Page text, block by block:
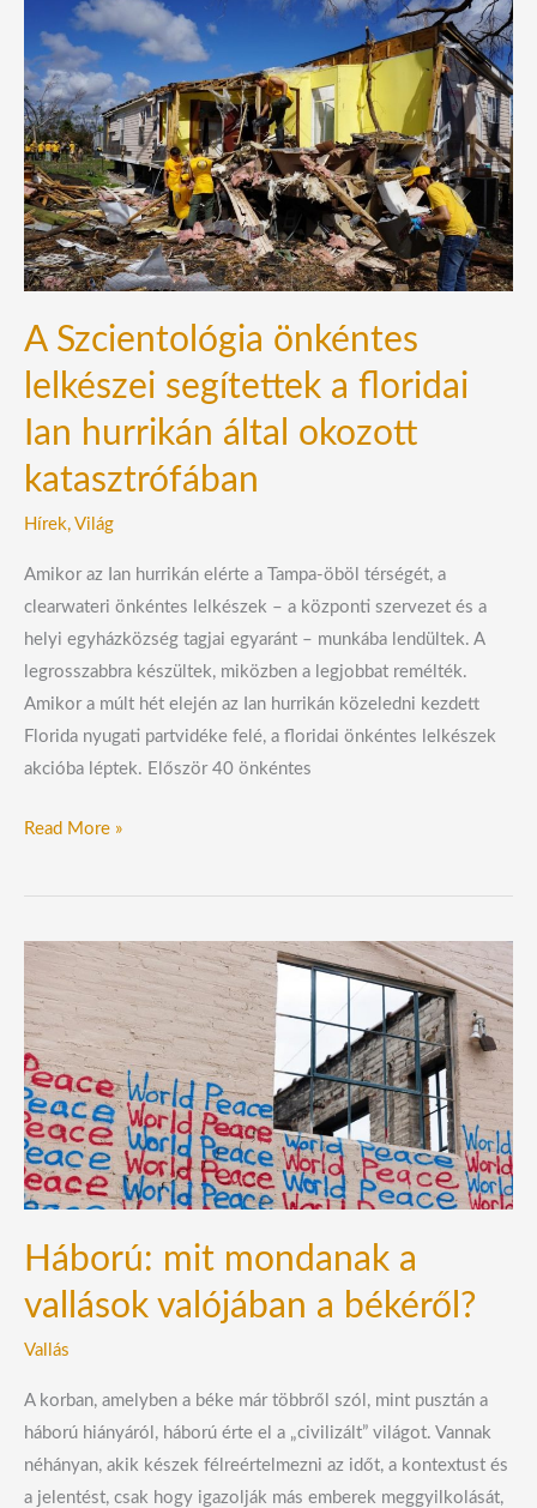
A Szcientológia önkéntes
lelkészei segítettek a floridai
Ian hurrikán által okozott
katasztrófában
Hírek, Világ
Amikor az Ian hurrikán elérte a Tampa-öböl térségét, a
clearwateri önkéntes lelkészek – a központi szervezet és a
helyi egyházközség tagjai egyaránt – munkába lendültek. A
legrosszabbra készültek, miközben a legjobbat remélték.
Amikor a múlt hét elején az Ian hurrikán közeledni kezdett
Florida nyugati partvidéke felé, a floridai önkéntes lelkészek
akcióba léptek. Először 40 önkéntes
Szcientológia
önkéntes
lelkészei
segítettek
a
floridai
Ian
hurrikán
által
okozott
katasztrófában
Read More »
Háború: mit mondanak a
vallások valójában a békéről?
Vallás
A korban, amelyben a béke már többről szól, mint pusztán a
háború hiányáról, háború érte el a „civilizált” világot. Vannak
néhányan, akik készek félreértelmezni az időt, a kontextust és
a jelentést, csak hogy igazolják más emberek meggyilkolását,
Háború:
mit
mondanak
a
vallások
valójában
a
békéről?